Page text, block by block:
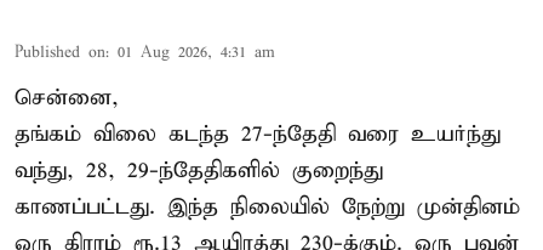
Published on: 01 Aug 2026, 4:31 am
சென்னை,
தங்கம் விலை கடந்த 27-ந்தேதி வரை உயர்ந்து
வந்து, 28, 29-ந்தேதிகளில் குறைந்து
காணப்பட்டது. இந்த நிலையில் நேற்று முன்தினம்
ஒரு கிராம் ரூ.13 ஆயிரத்து 230-க்கும். ஒரு பவுன்